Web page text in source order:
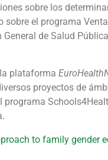
sobre los
el programa
de Salud
plataforma
proyectos de
programa
to family gender